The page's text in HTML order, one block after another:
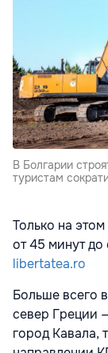
В Болгарии
туристам
Только на
от 45 минут до
libertatea.ro
Больше всего
север Греции
город Кавала,